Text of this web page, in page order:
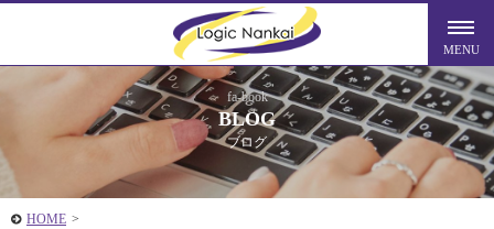
fa-book
BLOG
ブログ
HOME >